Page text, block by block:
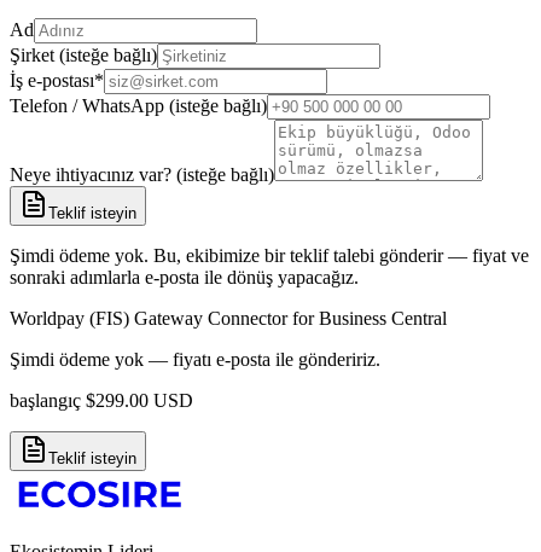
Ad
Şirket (isteğe bağlı)
İş e-postası*
Telefon / WhatsApp (isteğe bağlı)
Neye ihtiyacınız var? (isteğe bağlı)
Teklif isteyin
Şimdi ödeme yok. Bu, ekibimize bir teklif talebi gönderir — fiyat ve
sonraki adımlarla e-posta ile dönüş yapacağız.
Worldpay (FIS) Gateway Connector for Business Central
Şimdi ödeme yok — fiyatı e-posta ile göndeririz.
başlangıç $299.00 USD
Teklif isteyin